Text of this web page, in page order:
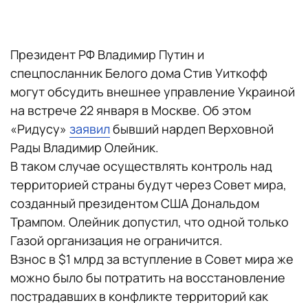
Президент РФ Владимир Путин и
спецпосланник Белого дома Стив Уиткофф
могут обсудить внешнее управление Украиной
на встрече 22 января в Москве. Об этом
«Ридусу» заявилбывший нардеп Верховной
Рады Владимир Олейник.
В таком случае осуществлять контроль над
территорией страны будут через Совет мира,
созданный президентом США Дональдом
Трампом. Олейник допустил, что одной только
Газой организация не ограничится.
Взнос в $1 млрд за вступление в Совет мира же
можно было бы потратить на восстановление
пострадавших в конфликте территорий как